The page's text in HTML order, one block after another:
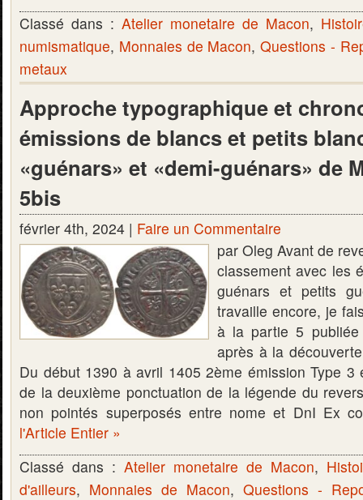
Classé dans : Atelier monetaire de Macon,
numismatique, Monnaies de Macon, Questions -
metaux
Approche typographique et
émissions de blancs et petits
«guénars» et «demi-guénars» de
5bis
février 4th, 2024 | Faire un Commentaire
par Oleg Avant de
classement avec les
guénars et petits
travaille encore, je
à la partie 5
après à la
Du début 1390 à avril 1405 2ème émission Type 3
de la deuxième ponctuation de la légende du
non pointés superposés entre nome et DnI Ex
l'Article Entier »
Classé dans : Atelier monetaire de Macon,
d'ailleurs, Monnaies de Macon, Questions -